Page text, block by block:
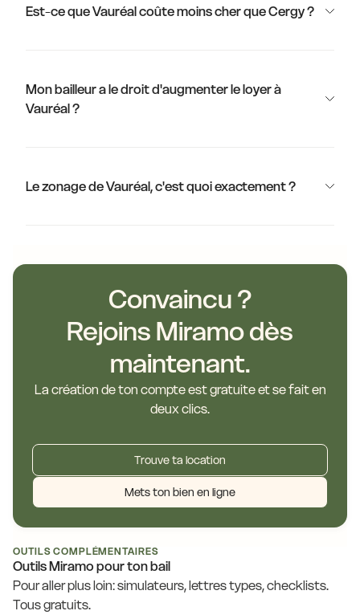
Est-ce que Vauréal coûte moins cher que Cergy ?
Mon bailleur a le droit d'augmenter le loyer à
Vauréal ?
Le zonage de Vauréal, c'est quoi exactement ?
Convaincu ?
Rejoins Miramo dès
maintenant.
La création de ton compte est gratuite et se fait en
deux clics.
Trouve ta location
Mets ton bien en ligne
OUTILS COMPLÉMENTAIRES
Outils Miramo pour ton bail
Pour aller plus loin: simulateurs, lettres types, checklists.
Tous gratuits.